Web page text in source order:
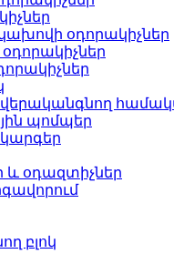
օդորակիչներ
վերականգնող
պոմպեր
և օդազտիչներ
բլոկ